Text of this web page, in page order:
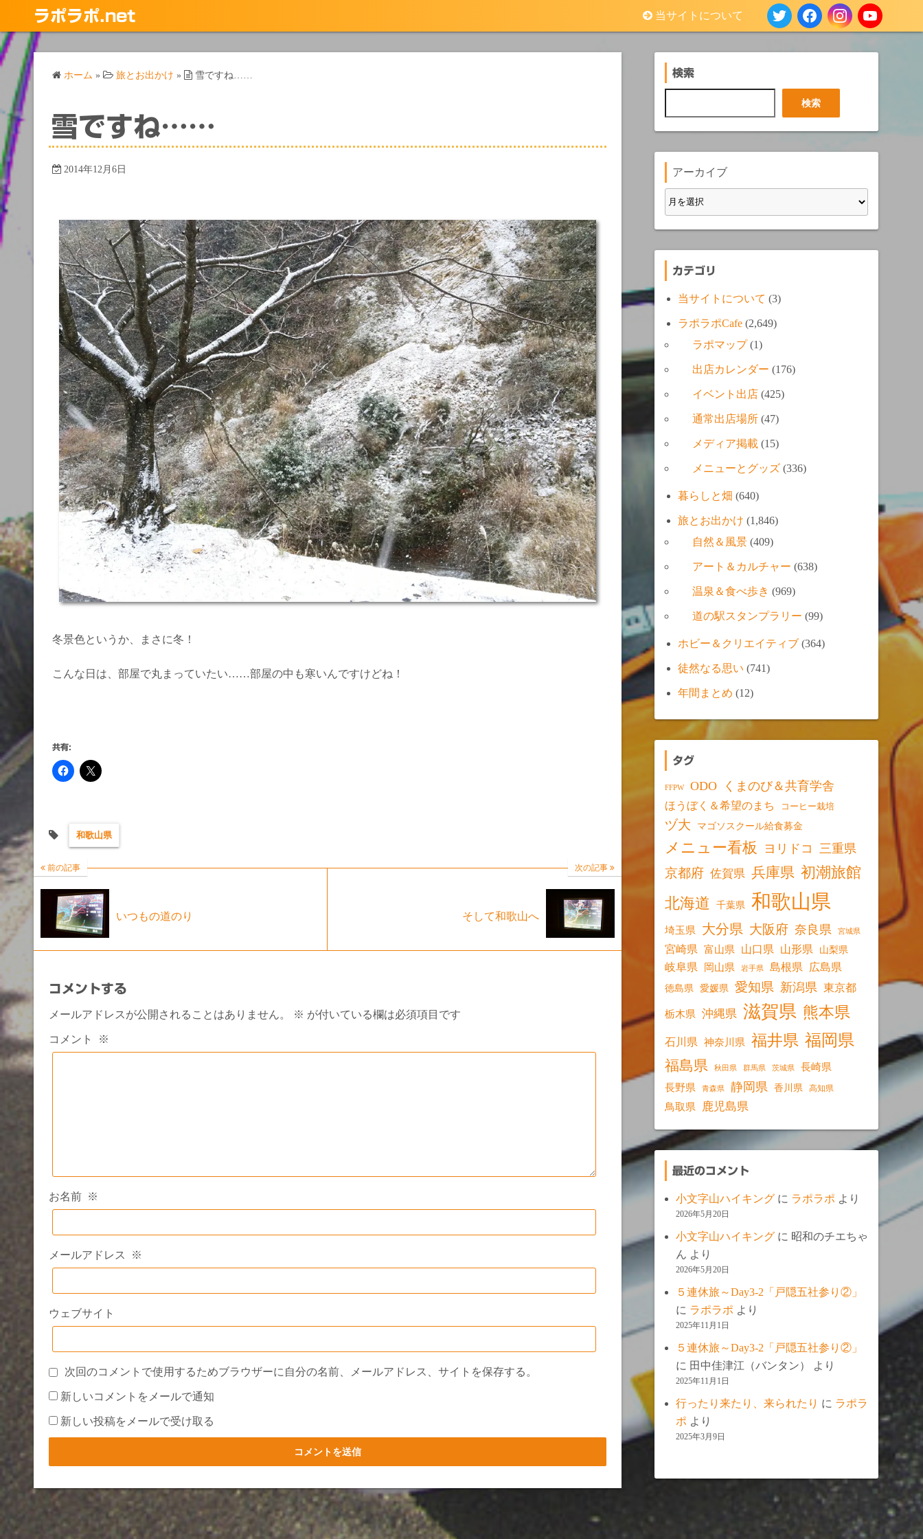
テ
ン
ス
キ
ッ
プ
ラポラポ.net 当サイトについて
ホーム » 旅とお出かけ » 雪ですね……
雪ですね……
2014年12月6日
冬景色というか、まさに冬！
こんな日は、部屋で丸まっていたい……部屋の中も寒いんですけどね！
共有:
和歌山県
前の記事
いつもの道のり
次の記事
そして和歌山へ
コメントする
メールアドレスが公開されることはありません。 ※ が付いている欄は必須項目です
コメント ※
お名前 ※
メールアドレス ※
ウェブサイト
次回のコメントで使用するためブラウザーに自分の名前、メールアドレス、サイトを保存する。
新しいコメントをメールで通知
新しい投稿をメールで受け取る
検索
索
検索
アーカイブ
カテゴリ
当サイトについて (3)
ラポラポCafe (2,649)
ラポマップ(1)
出店カレンダー (176)
イベント出店 (425)
通常出店場所 (47)
メディア掲載 (15)
メニューとグッズ (336)
暮らしと畑 (640)
旅とお出かけ (1,846)
自然＆風景 (409)
アート＆カルチャー (638)
温泉＆食べ歩き (969)
道の駅スタンプラリー (99)
ホビー＆クリエイティブ (364)
徒然なる思い (741)
年間まとめ (12)
タグ
FFPW ODO くまのび＆共育学舎
ほうぼく＆希望のまち コーヒー栽培
ヅ大 マゴソスクール給食募金
メニュー看板 ヨリドコ 三重県
京都府 佐賀県 兵庫県 初潮旅館
北海道
千葉県 和歌山県
埼玉県 大分県 大阪府 奈良県 宮城県
宮崎県 富山県 山口県 山形県 山梨県
岐阜県 岡山県 岩手県 島根県 広島県
徳島県 愛媛県 愛知県 新潟県 東京都
栃木県 沖縄県 滋賀県 熊本県
石川県 神奈川県 福井県 福岡県
福島県 秋田県 群馬県 茨城県 長崎県
長野県 青森県 静岡県 香川県 高知県
鳥取県 鹿児島県
最近のコメント
小文字山ハイキング に ラポラポ より
2026年5月20日
小文字山ハイキング に 昭和のチエちゃ
ん より
2026年5月20日
５連休旅～Day3-2「戸隠五社参り②」
に ラポラポ より
2025年11月1日
５連休旅～Day3-2「戸隠五社参り②」
に 田中佳津江（バンタン） より
2025年11月1日
行ったり来たり、来られたり に ラポラ
ポ より
2025年3月9日